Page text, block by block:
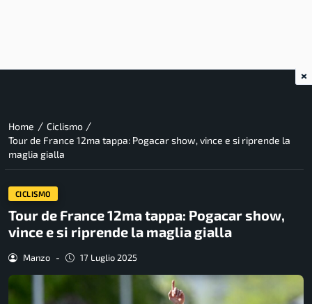
Home / Ciclismo /
Tour de France 12ma tappa: Pogacar show, vince e si riprende la
maglia gialla
CICLISMO
Tour de France 12ma tappa: Pogacar show,
vince e si riprende la maglia gialla
Manzo - 17 Luglio 2025
×